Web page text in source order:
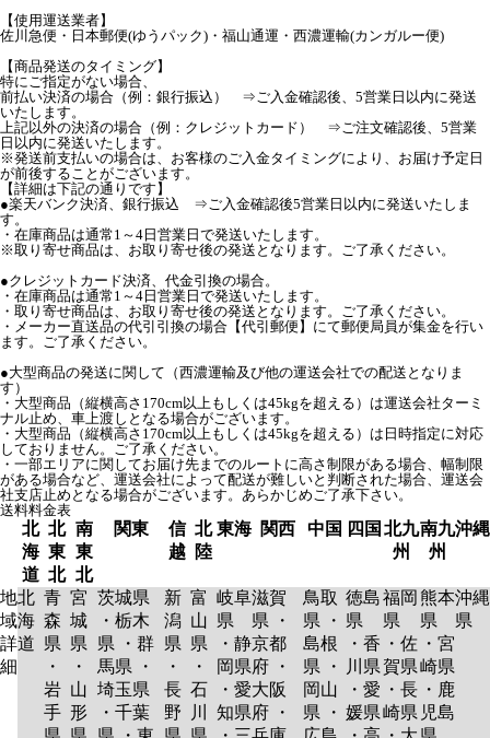
【使用運送業者】
佐川急便・日本郵便(ゆうパック)・福山通運・西濃運輸(カンガルー便)
【商品発送のタイミング】
特にご指定がない場合、
前払い決済の場合（例：銀行振込） ⇒ご入金確認後、5営業日以内に発送
いたします。
上記以外の決済の場合（例：クレジットカード） ⇒ご注文確認後、5営業
日以内に発送いたします。
※発送前支払いの場合は、お客様のご入金タイミングにより、お届け予定日
が前後することがございます。
【詳細は下記の通りです】
●楽天バンク決済、銀行振込 ⇒ご入金確認後5営業日以内に発送いたしま
す。
・在庫商品は通常1～4日営業日で発送いたします。
※取り寄せ商品は、お取り寄せ後の発送となります。ご了承ください。
●クレジットカード決済、代金引換の場合。
・在庫商品は通常1～4日営業日で発送いたします。
・取り寄せ商品は、お取り寄せ後の発送となります。ご了承ください。
・メーカー直送品の代引引換の場合【代引郵便】にて郵便局員が集金を行い
ます。ご了承ください。
●大型商品の発送に関して（西濃運輸及び他の運送会社での配送となりま
す）
・大型商品（縦横高さ170cm以上もしくは45kgを超える）は運送会社ターミ
ナル止め、車上渡しとなる場合がございます。
・大型商品（縦横高さ170cm以上もしくは45kgを超える）は日時指定に対応
しておりません。ご了承ください。
・一部エリアに関してお届け先までのルートに高さ制限がある場合、幅制限
がある場合など、運送会社によって配送が難しいと判断された場合、運送会
社支店止めとなる場合がございます。あらかじめご了承下さい。
送料料金表
北
海
道
北
東
北
南
東
北
関東
信
越
北
陸
東海 関西 中国 四国 北九
州
南九
州
沖縄
地
域
詳
細
北
海
道
青
森
県
・
岩
手
宮
城
県
・
山
形
茨城県
・栃木
県 ・群
馬県 ・
埼玉県
・千葉
新
潟
県
・
長
野
富
山
県
・
石
川
岐阜
県
・静
岡県
・愛
知県
滋賀
県 ・
京都
府 ・
大阪
府 ・
鳥取
県 ・
島根
県 ・
岡山
県 ・
徳島
県
・香
川県
・愛
媛県
福岡
県
・佐
賀県
・長
崎県
熊本
県
・宮
崎県
・鹿
児島
沖縄
県